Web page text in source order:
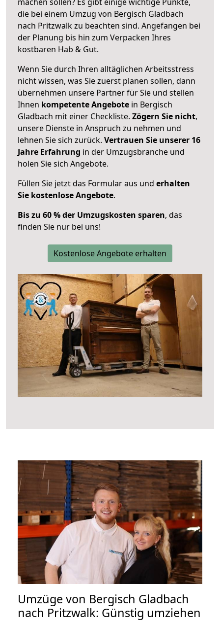
die bei einem Umzug von Bergisch Gladbach
nach Pritzwalk zu beachten sind. Angefangen bei
der Planung bis hin zum Verpacken Ihres
kostbaren Hab & Gut.
Wenn Sie durch Ihren alltäglichen Arbeitsstress
nicht wissen, was Sie zuerst planen sollen, dann
übernehmen unsere Partner für Sie und stellen
Ihnen kompetente Angebote in Bergisch
Gladbach mit einer Checkliste. Zögern Sie nicht,
unsere Dienste in Anspruch zu nehmen und
lehnen Sie sich zurück. Vertrauen Sie unserer 16
Jahre Erfahrung in der Umzugsbranche und
holen Sie sich Angebote.
Füllen Sie jetzt das Formular aus und erhalten
Sie kostenlose Angebote.
Bis zu 60 % der Umzugskosten sparen, das
finden Sie nur bei uns!
Kostenlose Angebote erhalten
Umzüge von Bergisch Gladbach
nach Pritzwalk: Günstig umziehen